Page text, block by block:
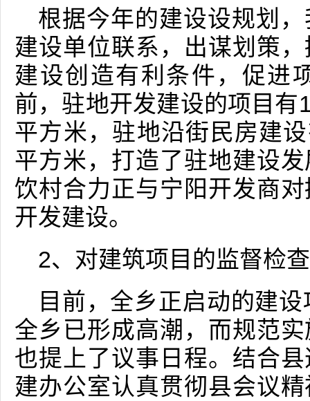
根据今年的建设设规划
建设单位联系，出谋划策
建设创造有利条件，促进
前，驻地开发建设的项目
平方米，驻地沿街民房建
平方米，打造了驻地建设
饮村合力正与宁阳开发商
开发建设。
2、对建筑项目的监督检查
目前，全乡正启动的建
全乡已形成高潮，而规范
也提上了议事日程。结合
建办公室认真贯彻县会议